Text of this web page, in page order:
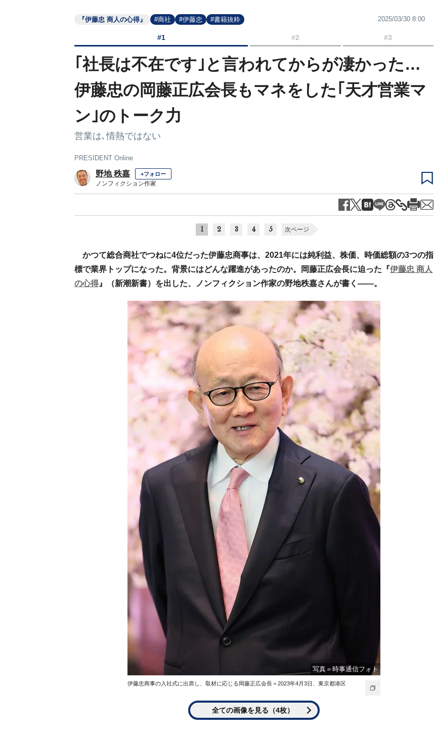
『伊藤忠 商人の心得』 #商社 #伊藤忠 #書籍抜粋 2025/03/30 8:00
#1 #2 #3
｢社長は不在です｣と言われてからが凄かった…
伊藤忠の岡藤正広会長もマネをした｢天才営業マ
ン｣のトーク力
営業は､情熱ではない
PRESIDENT Online
野地 秩嘉 +フォロー
ノンフィクション作家
1 2 3 4 5 次ページ
かつて総合商社でつねに4位だった伊藤忠商事は、2021年には純利益、株価、時価総額の3つの指
標で業界トップになった。背景にはどんな躍進があったのか。岡藤正広会長に迫った『伊藤忠 商人
の心得 』（新潮新書）を出した、ノンフィクション作家の野地秩嘉さんが書く――。
写真＝時事通信フォト
伊藤忠商事の入社式に出席し、取材に応じる岡藤正広会長＝2023年4月3日、東京都港区
全ての画像を見る（4枚）